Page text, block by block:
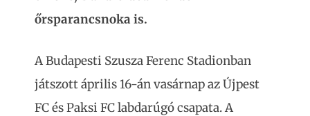
őrsparancsnoka is.
A Budapesti Szusza Ferenc Stadionban
játszott április 16-án vasárnap az Újpest
FC és Paksi FC labdarúgó csapata. A